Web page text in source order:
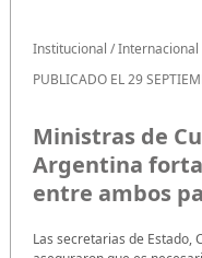
Institucional /Internacional
PUBLICADO EL 29
Ministras de
Argentina
entre ambos
Las secretarias de Estado,